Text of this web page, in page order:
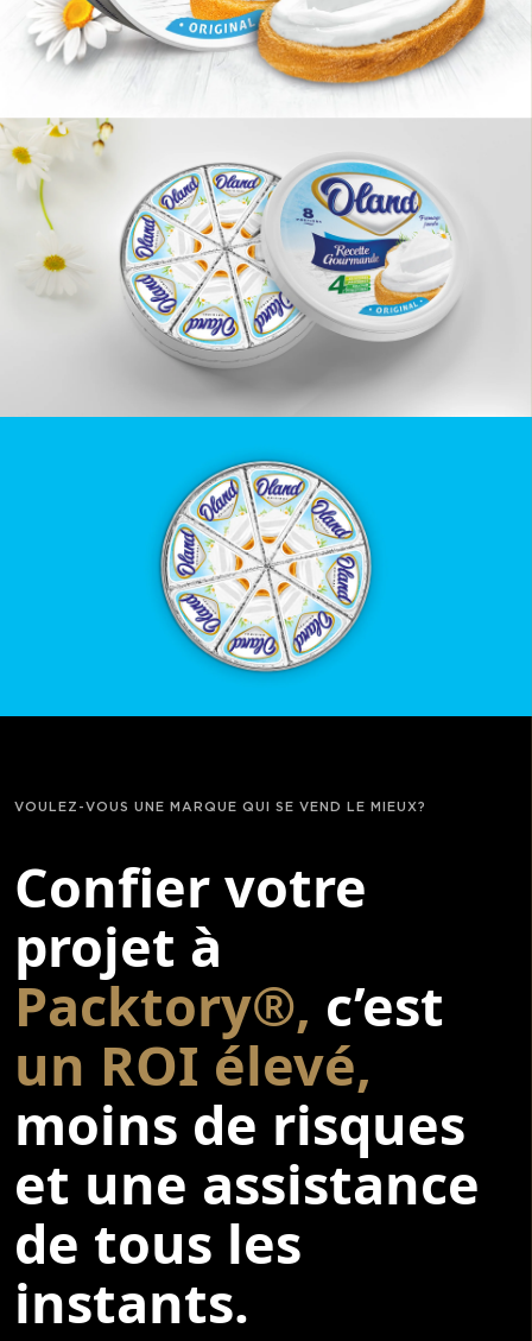
VOULEZ-VOUS UNE MARQUE QUI SE VEND LE MIEUX?
Confier votre
projet à
Packtory®, c’est
un ROI élevé,
moins de risques
et une assistance
de tous les
instants.